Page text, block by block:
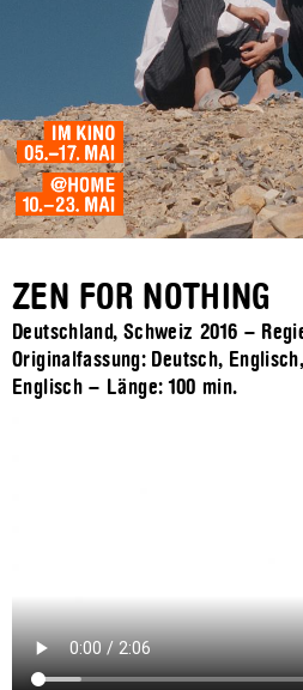
ZEN FOR NOTHING
Deutschland, Schweiz 2016 –
Originalfassung: Deutsch,
Englisch – Länge:100 min.